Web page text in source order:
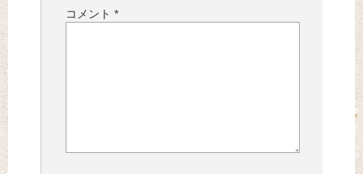
コメント *